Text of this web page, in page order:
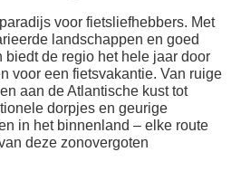
voor fietsliefhebbers. Met
landschappen en goed
de regio het hele jaar door
voor een fietsvakantie. Van ruige
aan de Atlantische kust tot
dorpjes en geurige
in het binnenland – elke route
deze zonovergoten